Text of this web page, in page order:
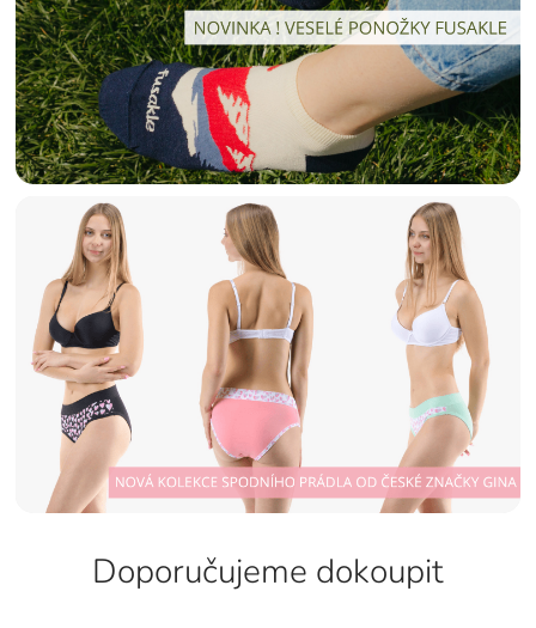
Doporučujeme dokoupit